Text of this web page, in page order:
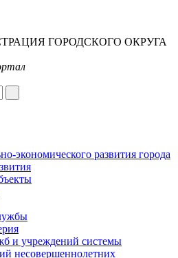
ГОРОДСКОГО ОКРУГА
экономического развития города
и учреждений системы
несовершеннолетних